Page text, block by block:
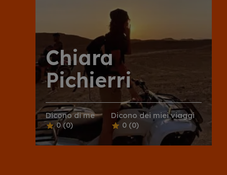
Chiara
Pichierri
Dicono di me
0(0)
Dicono dei miei viaggi
0(0)